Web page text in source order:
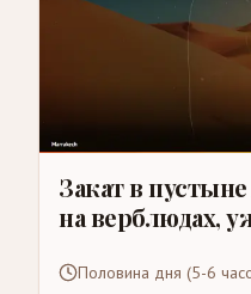
Закат в
на верблюдах,
Половина дня (5-6